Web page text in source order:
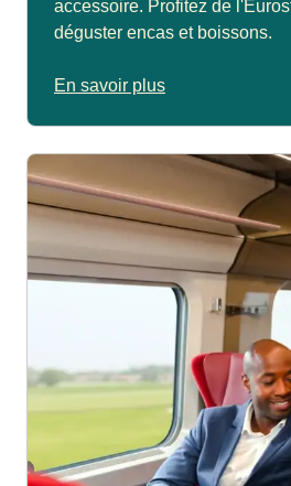
accessoire. Profitez de
déguster encas et boissons.
En savoir plus